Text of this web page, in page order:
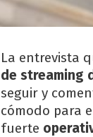
La entrevista
de streaming
seguir y
cómodo para
fuerte